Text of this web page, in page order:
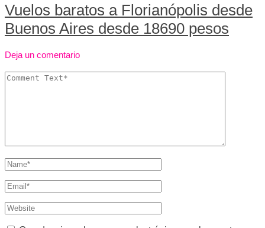
Vuelos baratos a Florianópolis desde
Buenos Aires desde 18690 pesos
Deja un comentario